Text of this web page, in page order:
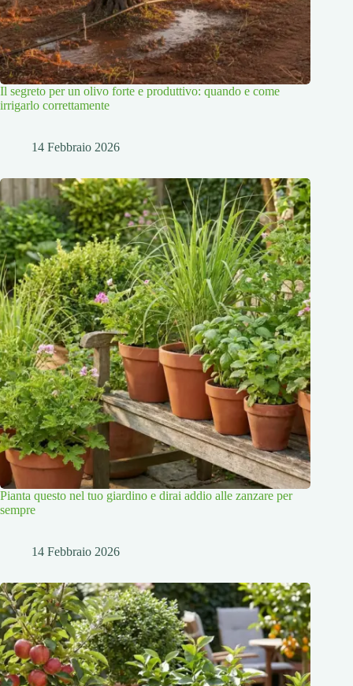
Il segreto per un olivo forte e produttivo: quando e come
irrigarlo correttamente
14 Febbraio 2026
Pianta questo nel tuo giardino e dirai addio alle zanzare per
sempre
14 Febbraio 2026